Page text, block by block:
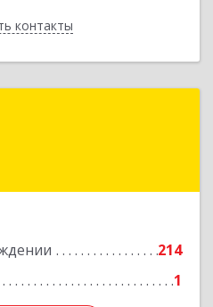
контакты
214
1
обл, Великие Луки г,